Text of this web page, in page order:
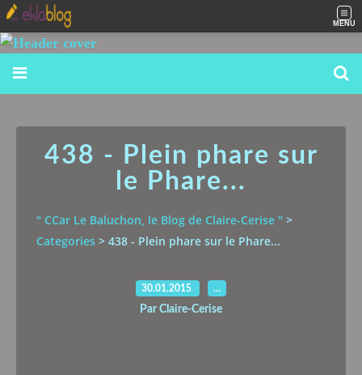
MENU
438 - Plein phare sur
le Phare...
" CCar Le Baluchon, le Blog de Claire-Cerise " >
Categories > 438 - Plein phare sur le Phare...
30.01.2015 …
Par Claire-Cerise